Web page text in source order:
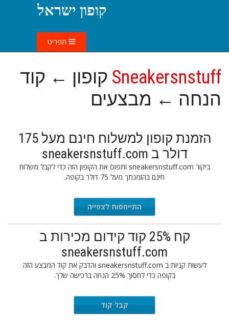
קופון ישראל
תפריט
Sneakersnstuff קופון ← קוד
הנחה ← מבצעים
הזמנת קופון למשלוח חינם מעל 175
דולר ב sneakersnstuff.com
ביקור sneakersnstuff.com ותפוס את הקופון הזה כדי לקבל משלוח
חינם בהזמנתך מעל 75 דולר בקופה.
התייחסות לצפייה
קח 25% קוד קידום מכירות ב
sneakersnstuff.com
לעשות קניות ב sneakersnstuff.com והדבק את קוד המבצע הזה
בקופה כדי לחסוך 25% הנחה ברכישה שלך.
SNS25קבל קוד